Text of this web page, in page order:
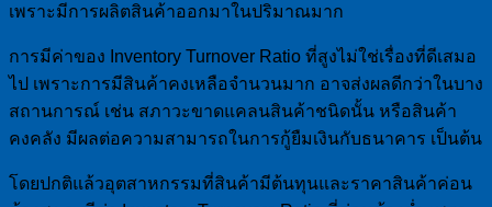
เพราะมีการผลิตสินค้าออกมาในปริมาณมาก
การมีค่าของ Inventory Turnover Ratio ที่สูงไม่ใช่เรื่องที่ดีเสมอ
ไป เพราะการมีสินค้าคงเหลือจำนวนมาก อาจส่งผลดีกว่าในบาง
สถานการณ์ เช่น สภาวะขาดแคลนสินค้าชนิดนั้น หรือสินค้า
คงคลัง มีผลต่อความสามารถในการกู้ยืมเงินกับธนาคาร เป็นต้น
โดยปกติแล้วอุตสาหกรรมที่สินค้ามีต้นทุนและราคาสินค้าค่อน